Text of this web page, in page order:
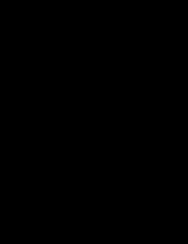
верно. Забирали в